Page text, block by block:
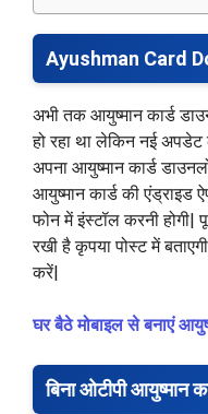
Ayushman Card
अभी तक आयुष्मान कार्ड
हो रहा था लेकिन नई
अपना आयुष्मान कार्ड
आयुष्मान कार्ड की
फोन में इंस्टॉल करनी होगी|
रखी है कृपया पोस्ट में
करें|
घर बैठे मोबाइल से बनाएं
बिना ओटीपी आयुष्मान